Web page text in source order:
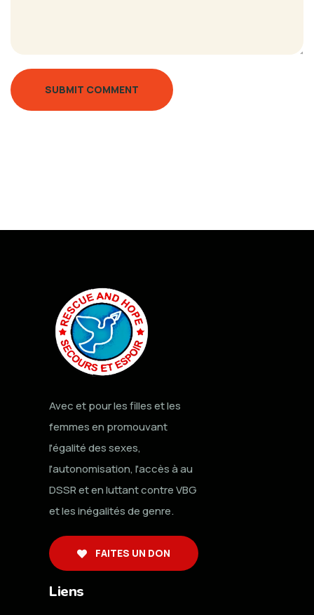
SUBMIT COMMENT
Avec et pour les filles et les
femmes en promouvant
l'égalité des sexes,
l'autonomisation, l'accès à au
DSSR et en luttant contre VBG
et les inégalités de genre.
FAITES UN DON
Liens